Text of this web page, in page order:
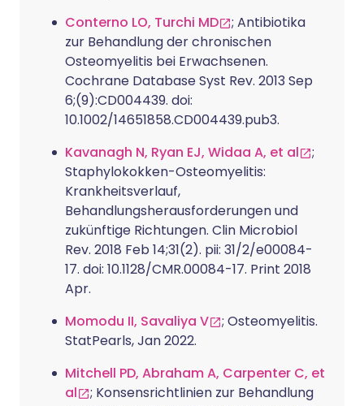
Conterno LO, Turchi MD
; Antibiotika
zur Behandlung der chronischen
Osteomyelitis bei Erwachsenen.
Cochrane Database Syst Rev. 2013 Sep
6;(9):CD004439. doi:
10.1002/14651858.CD004439.pub3.
Kavanagh N, Ryan EJ, Widaa A, et al
;
Staphylokokken-Osteomyelitis:
Krankheitsverlauf,
Behandlungsherausforderungen und
zukünftige Richtungen. Clin Microbiol
Rev. 2018 Feb 14;31(2). pii: 31/2/e00084-
17. doi: 10.1128/CMR.00084-17. Print 2018
Apr.
Momodu II, Savaliya V
; Osteomyelitis.
StatPearls, Jan 2022.
Mitchell PD, Abraham A, Carpenter C, et
al
; Konsensrichtlinien zur Behandlung